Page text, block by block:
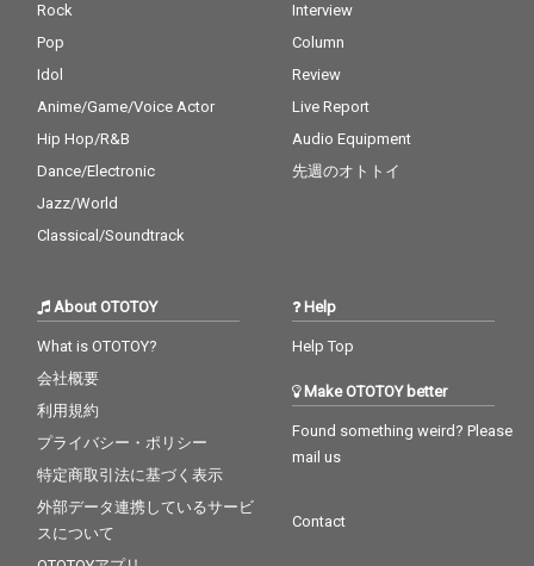
Rock
Pop
Idol
Anime/Game/Voice Actor
Hip Hop/R&B
Dance/Electronic
Jazz/World
Classical/Soundtrack
Interview
Column
Review
Live Report
Audio Equipment
先週のオトトイ
About OTOTOY
What is OTOTOY?
会社概要
利用規約
プライバシー・ポリシー
特定商取引法に基づく表示
外部データ連携しているサービ
スについて
Help
Help Top
Make OTOTOY better
Found something weird? Please
mail us
Contact